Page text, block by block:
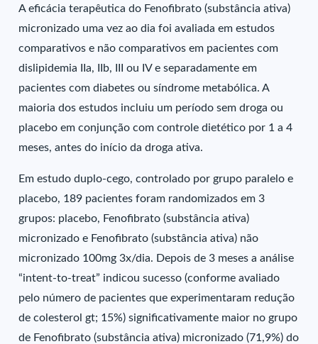
A eficácia terapêutica do Fenofibrato (substância ativa)
micronizado uma vez ao dia foi avaliada em estudos
comparativos e não comparativos em pacientes com
dislipidemia IIa, IIb, III ou IV e separadamente em
pacientes com diabetes ou síndrome metabólica. A
maioria dos estudos incluiu um período sem droga ou
placebo em conjunção com controle dietético por 1 a 4
meses, antes do início da droga ativa.
Em estudo duplo-cego, controlado por grupo paralelo e
placebo, 189 pacientes foram randomizados em 3
grupos: placebo, Fenofibrato (substância ativa)
micronizado e Fenofibrato (substância ativa) não
micronizado 100mg 3x/dia. Depois de 3 meses a análise
“intent-to-treat” indicou sucesso (conforme avaliado
pelo número de pacientes que experimentaram redução
de colesterol gt; 15%) significativamente maior no grupo
de Fenofibrato (substância ativa) micronizado (71,9%) do